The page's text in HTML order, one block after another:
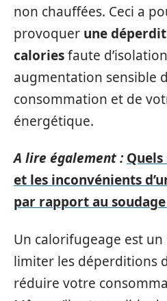
non chauffées. Ceci a
provoquer une
caloriesfaute
augmentation sensible
consommation et de
énergétique.
A lire également :
et les inconvénients
par rapport au
Un calorifugeage est
limiter les déperditions
réduire votre